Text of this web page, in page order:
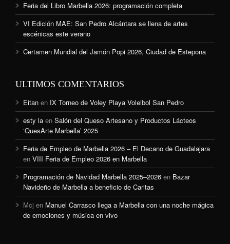
Feria del Libro Marbella 2026: programación completa
VI Edición MAE: San Pedro Alcántara se llena de artes
escénicas este verano
Certamen Mundial del Jamón Popi 2026, Ciudad de Estepona
ULTIMOS COMENTARIOS
Eitan en IX Torneo de Voley Playa Voleibol San Pedro
esty la en Salón del Queso Artesano y Productos Lácteos
‘QuesArte Marbella’ 2025
Feria de Empleo de Marbella 2026 – El Decano de Guadalajara
en VIII Feria de Empleo 2026 en Marbella
Programación de Navidad Marbella 2025–2026 en Bazar
Navideño de Marbella a beneficio de Caritas
Mcj en Manuel Carrasco llega a Marbella con una noche mágica
de emociones y música en vivo